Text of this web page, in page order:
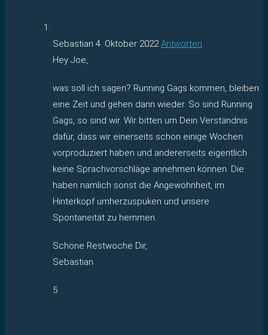
Sebastian 4. Oktober 2022 Antworten
Hey Joe,
was soll ich sagen? Running Gags kommen, bleiben
eine Zeit und gehen dann wieder. So sind Running
Gags, so sind wir. Wir bitten um Dein Verständnis
dafür, dass wir einerseits schon einige Wochen
vorproduziert haben und andererseits eigentlich
keine Sprachvorschläge annehmen können. Die
haben nämlich sonst die Angewohnheit, im
Hinterkopf umherzuspuken und unsere
Spontaneität zu hemmen.
Schöne Restwoche Dir,
Sebastian
5